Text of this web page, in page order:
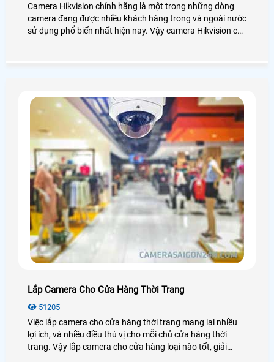
Camera Hikvision chính hãng là một trong những dòng
camera đang được nhiều khách hàng trong và ngoài nước
sử dụng phổ biến nhất hiện nay. Vậy camera Hikvision có
Lắp Camera Cho Cửa Hàng Thời Trang
51205
Việc lắp camera cho cửa hàng thời trang mang lại nhiều
lợi ích, và nhiều điều thú vị cho mỗi chủ cửa hàng thời
trang. Vậy lắp camera cho cửa hàng loại nào tốt, giải